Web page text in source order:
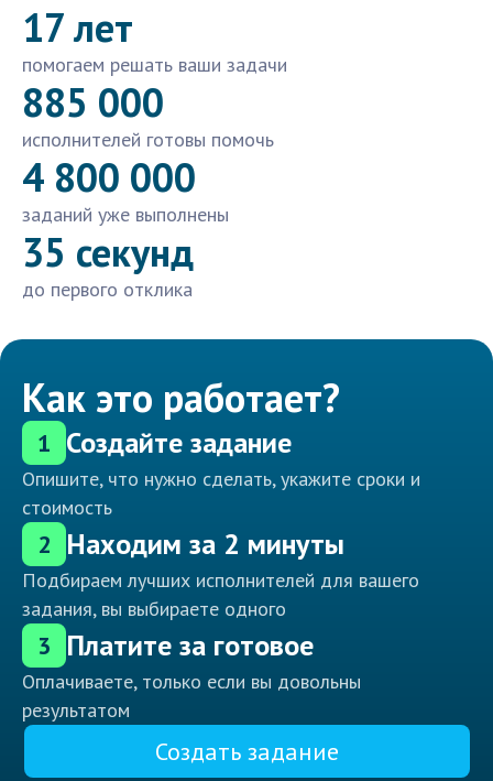
17 лет
помогаем решать ваши задачи
885 000
исполнителей готовы помочь
4 800 000
заданий уже выполнены
35 секунд
до первого отклика
Как это работает?
1 Создайте задание
Опишите, что нужно сделать, укажите сроки и
стоимость
2 Находим за 2 минуты
Подбираем лучших исполнителей для вашего
задания, вы выбираете одного
3 Платите за готовое
Оплачиваете, только если вы довольны
результатом
Создать задание